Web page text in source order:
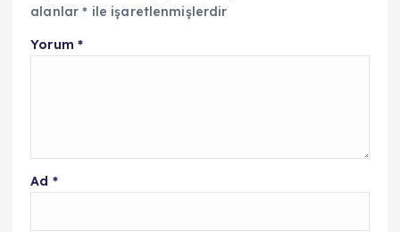
alanlar* ile işaretlenmişlerdir
Yorum *
Ad *